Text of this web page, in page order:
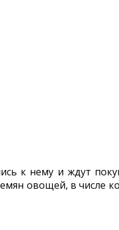
к нему и ждут
овощей, в числе